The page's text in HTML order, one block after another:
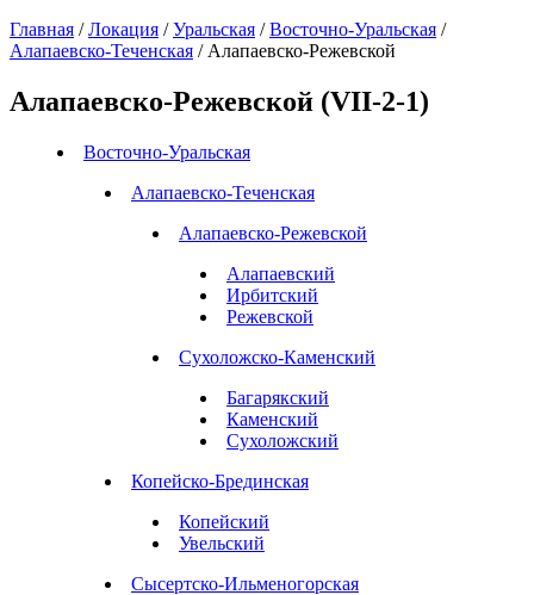
Главная / Локация / Уральская / Восточно-Уральская /
Алапаевско-Теченская / Алапаевско-Режевской
Алапаевско-Режевской (VII-2-1)
Восточно-Уральская
Алапаевско-Теченская
Алапаевско-Режевской
Алапаевский
Ирбитский
Режевской
Сухоложско-Каменский
Багарякский
Каменский
Сухоложский
Копейско-Брединская
Копейский
Увельский
Сысертско-Ильменогорская